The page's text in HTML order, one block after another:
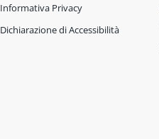
Informativa Privacy
Dichiarazione di Accessibilità